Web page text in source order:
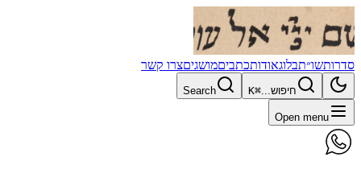
סדרותשו״תבלוגאודותכתביםמושגיםצרו קשר
חיפוש...⌘K
Search
Open menu